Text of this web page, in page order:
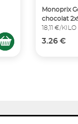
Monoprix
chocolat
18,11 €/KILO
3.26 €